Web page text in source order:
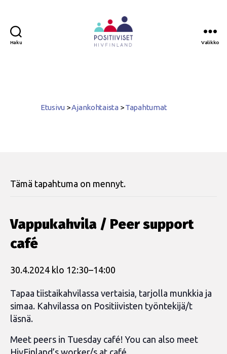
Haku Valikko
Etusivu >Ajankohtaista >Tapahtumat
Tämä tapahtuma on mennyt.
Vappukahvila / Peer support
café
30.4.2024 klo 12:30–14:00
Tapaa tiistaikahvilassa vertaisia, tarjolla munkkia ja
simaa. Kahvilassa on Positiivisten työntekijä/t
läsnä.
Meet peers in Tuesday café! You can also meet
HivFinland’s worker/s at café.